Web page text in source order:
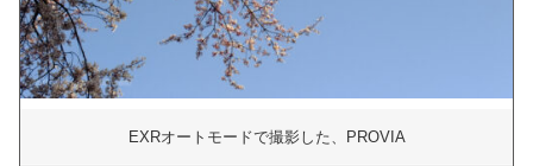
EXRオートモードで撮影した、PROVIA